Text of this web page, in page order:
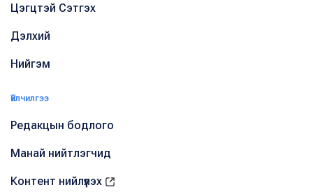
Цэгцтэй Сэтгэх
Дэлхий
Нийгэм
Үйлчилгээ
Редакцын бодлого
Манай нийтлэгчид
Контент нийлүүлэх